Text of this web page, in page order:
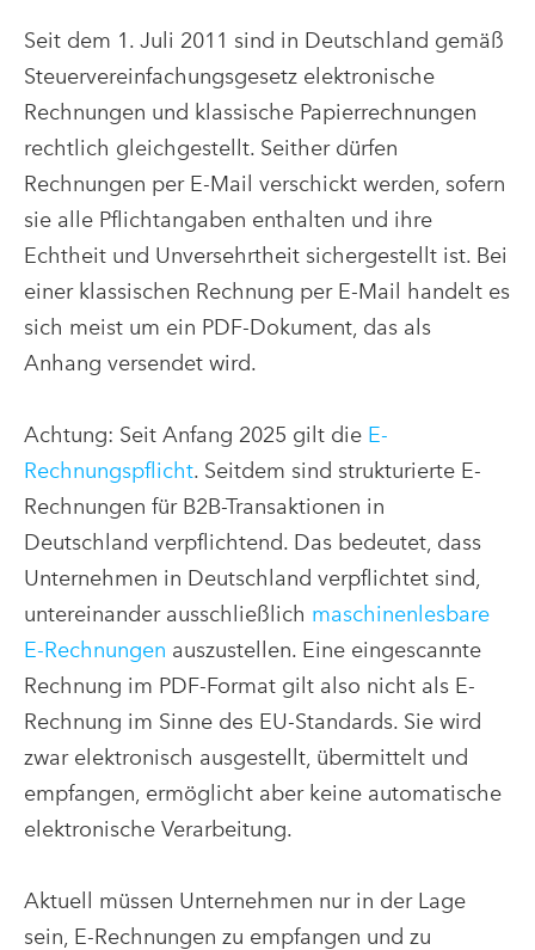
Seit dem 1. Juli 2011 sind in Deutschland gemäß
Steuervereinfachungsgesetz elektronische
Rechnungen und klassische Papierrechnungen
rechtlich gleichgestellt. Seither dürfen
Rechnungen per E-Mail verschickt werden, sofern
sie alle Pflichtangaben enthalten und ihre
Echtheit und Unversehrtheit sichergestellt ist. Bei
einer klassischen Rechnung per E-Mail handelt es
sich meist um ein PDF-Dokument, das als
Anhang versendet wird.
Achtung: Seit Anfang 2025 gilt die E-
Rechnungspflicht. Seitdem sind strukturierte E-
Rechnungen für B2B-Transaktionen in
Deutschland verpflichtend. Das bedeutet, dass
Unternehmen in Deutschland verpflichtet sind,
untereinander ausschließlich maschinenlesbare
E-Rechnungen auszustellen. Eine eingescannte
Rechnung im PDF-Format gilt also nicht als E-
Rechnung im Sinne des EU-Standards. Sie wird
zwar elektronisch ausgestellt, übermittelt und
empfangen, ermöglicht aber keine automatische
elektronische Verarbeitung.
Aktuell müssen Unternehmen nur in der Lage
sein, E-Rechnungen zu empfangen und zu